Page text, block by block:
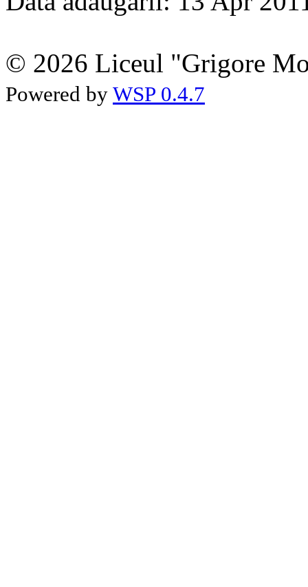
© 2026 Liceul "Grigore
Powered by WSP 0.4.7